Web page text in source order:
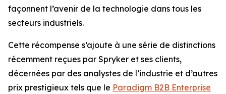
façonnent l’avenir de la technologie dans tous les
secteurs industriels.
Cette récompense s’ajoute à une série de distinctions
récemment reçues par Spryker et ses clients,
décernées par des analystes de l’industrie et d’autres
prix prestigieux tels que le Paradigm B2B Enterprise